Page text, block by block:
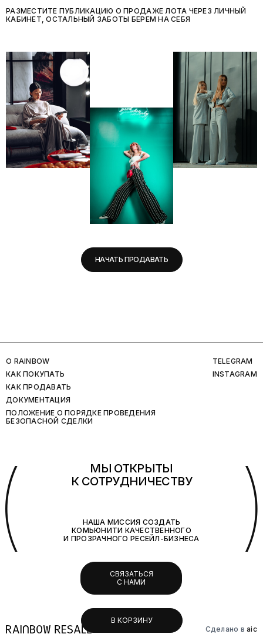
В КОРЗИНУ
РАЗМЕСТИТЕ ПУБЛИКАЦИЮ О ПРОДАЖЕ ЛОТА ЧЕРЕЗ ЛИЧНЫЙ
КАБИНЕТ, ОСТАЛЬНЫЙ ЗАБОТЫ БЕРЕМ НА СЕБЯ
НАЧАТЬ ПРОДАВАТЬ
O RAINBOW
КАК ПОКУПАТЬ
КАК ПРОДАВАТЬ
ДОКУМЕНТАЦИЯ
ПОЛОЖЕНИЕ О ПОРЯДКЕ ПРОВЕДЕНИЯ
БЕЗОПАСНОЙ СДЕЛКИ
TELEGRAM
INSTAGRAM
МЫ ОТКРЫТЫ
К СОТРУДНИЧЕСТВУ
НАША МИССИЯ СОЗДАТЬ
КОМЬЮНИТИ КАЧЕСТВЕННОГО
И ПРОЗРАЧНОГО РЕСЕЙЛ-БИЗНЕСА
СВЯЗАТЬСЯ
С НАМИ
Сделано вaic